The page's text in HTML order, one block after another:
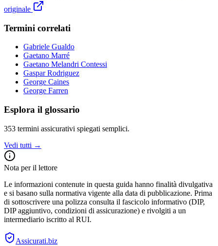
originale
Termini correlati
Gabriele Gualdo
Gaetano Marré
Gaetano Melandri Contessi
Gaspar Rodriguez
George Caines
George Farren
Esplora il glossario
353 termini assicurativi spiegati semplici.
Vedi tutti →
Nota per il lettore
Le informazioni contenute in questa guida hanno finalità divulgativa
e si basano sulla normativa vigente alla data di pubblicazione. Prima
di sottoscrivere una polizza consulta il fascicolo informativo (DIP,
DIP aggiuntivo, condizioni di assicurazione) e rivolgiti a un
intermediario iscritto al RUI.
Assicurati.biz